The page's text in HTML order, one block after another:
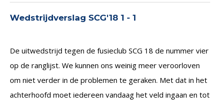
Wedstrijdverslag SCG'18 1 - 1
De uitwedstrijd tegen de fusieclub SCG 18 de nummer vier
op de ranglijst. We kunnen ons weinig meer veroorloven
om niet verder in de problemen te geraken. Met dat in het
achterhoofd moet iedereen vandaag het veld ingaan en tot